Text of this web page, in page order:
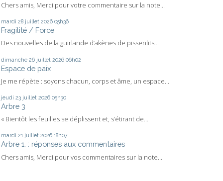
Chers amis, Merci pour votre commentaire sur la note...
mardi 28 juillet 2026 05h36
Fragilité / Force
Des nouvelles de la guirlande d’akènes de pissenlits...
dimanche 26 juillet 2026 06h02
Espace de paix
Je me répète : soyons chacun, corps et âme, un espace...
jeudi 23 juillet 2026 05h30
Arbre 3
« Bientôt les feuilles se déplissent et, s’étirant de...
mardi 21 juillet 2026 18h07
Arbre 1. : réponses aux commentaires
Chers amis, Merci pour vos commentaires sur la note...